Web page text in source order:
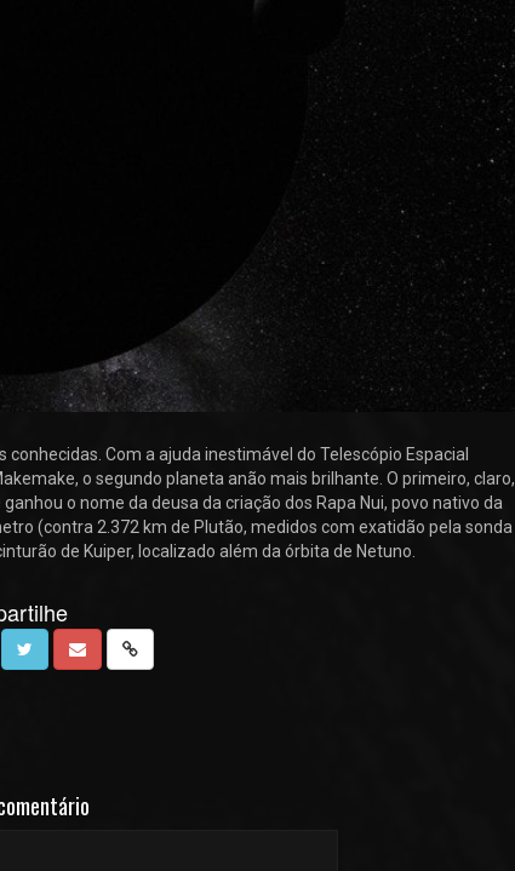
Com a ajuda inestimável do Telescópio Espacial
o segundo planeta anão mais brilhante. O primeiro, claro,
o nome da deusa da criação dos Rapa Nui, povo nativo da
(contra 2.372 km de Plutão, medidos com exatidão pela sonda
de Kuiper, localizado além da órbita de Netuno.